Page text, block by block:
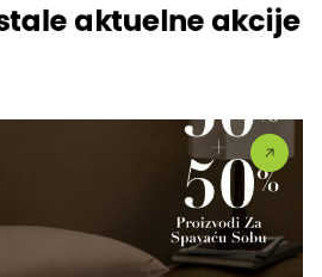
aktuelne akcije